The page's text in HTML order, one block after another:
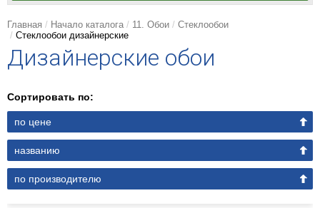
Главная Начало каталога 11. Обои
Стеклообои
Стеклообои дизайнерские
Дизайнерские обои
Сортировать по:
по цене
названию
по производителю